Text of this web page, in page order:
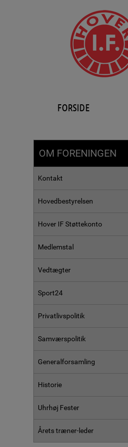
FORSIDE
OM FORENINGEN
Kontakt
Hovedbestyrelsen
Hover IF Støttekonto
Medlemstal
Vedtægter
Sport24
Privatlivspolitik
Samværspolitik
Generalforsamling
Historie
Uhrhøj Fester
Årets træner-leder